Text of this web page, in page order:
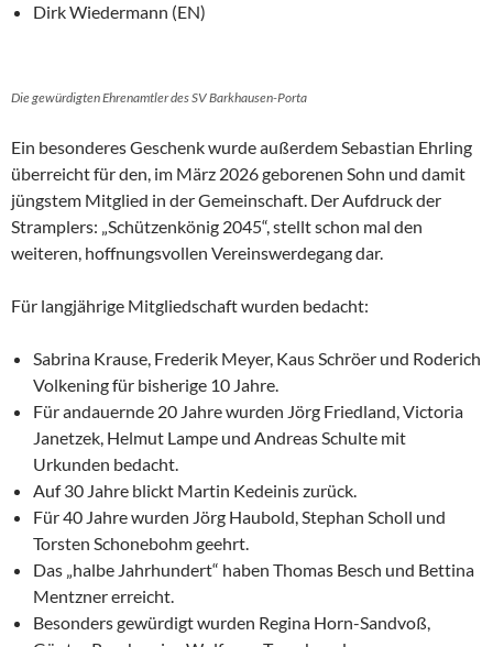
Dirk Wiedermann (EN)
Die gewürdigten Ehrenamtler des SV Barkhausen-Porta
Ein besonderes Geschenk wurde außerdem Sebastian Ehrling
überreicht für den, im März 2026 geborenen Sohn und damit
jüngstem Mitglied in der Gemeinschaft. Der Aufdruck der
Stramplers: „Schützenkönig 2045“, stellt schon mal den
weiteren, hoffnungsvollen Vereinswerdegang dar.
Für langjährige Mitgliedschaft wurden bedacht:
Sabrina Krause, Frederik Meyer, Kaus Schröer und Roderich
Volkening für bisherige 10 Jahre.
Für andauernde 20 Jahre wurden Jörg Friedland, Victoria
Janetzek, Helmut Lampe und Andreas Schulte mit
Urkunden bedacht.
Auf 30 Jahre blickt Martin Kedeinis zurück.
Für 40 Jahre wurden Jörg Haubold, Stephan Scholl und
Torsten Schonebohm geehrt.
Das „halbe Jahrhundert“ haben Thomas Besch und Bettina
Mentzner erreicht.
Besonders gewürdigt wurden Regina Horn-Sandvoß,